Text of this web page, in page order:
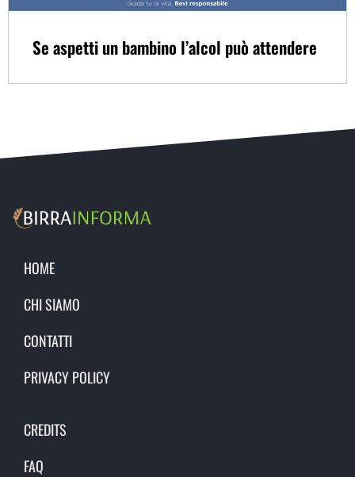
Se aspetti un bambino l’alcol può attendere
HOME
CHI SIAMO
CONTATTI
PRIVACY POLICY
CREDITS
FAQ